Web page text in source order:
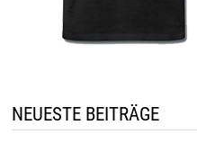
NEUESTE BEITRÄGE